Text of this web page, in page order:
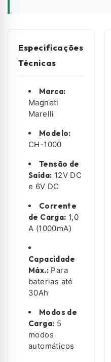
Especificações
Técnicas
Marca:
Magneti
Marelli
Modelo:
CH-1000
Tensão de
Saída: 12V DC
e 6V DC
Corrente
de Carga: 1,0
A (1000mA)
Capacidade
Máx.: Para
baterias até
30Ah
Modos de
Carga: 5
modos
automáticos